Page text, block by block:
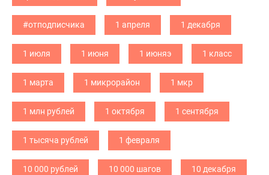
#отподписчика 1 апреля 1 декабря
1 июля 1 июня 1 июняэ 1 класс
1 марта 1 микрорайон 1 мкр
1 млн рублей 1 октября 1 сентября
1 тысяча рублей 1 февраля
10 000 рублей 10 000 шагов 10 декабря